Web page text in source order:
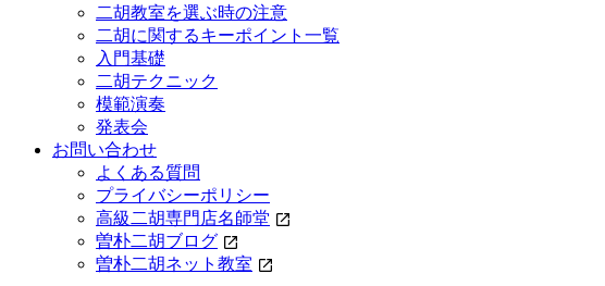
二胡教室を選ぶ時の注意
二胡に関するキーポイント一覧
入門基礎
二胡テクニック
模範演奏
発表会
お問い合わせ
よくある質問
プライバシーポリシー
高級二胡専門店名師堂
曽朴二胡ブログ
曽朴二胡ネット教室